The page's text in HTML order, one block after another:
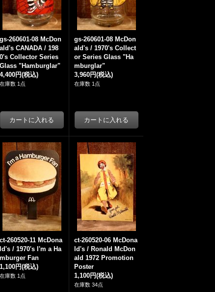
gs-260601-08 McDon
ald's CANADA / 198
0's Collector Series
Glass "Hamburglar"
4,400円(税込)
在庫数 1点
gs-260601-08 McDon
ald's / 1970's Collect
or Series Glass "Ha
mburglar"
3,960円(税込)
在庫数 1点
ct-260520-11 McDona
ld's / 1970's I'm a Ha
mburger Fan
1,100円(税込)
在庫数 1点
ct-260520-06 McDona
ld's / Ronald McDon
ald 1972 Promotion
Poster
1,100円(税込)
在庫数 34点